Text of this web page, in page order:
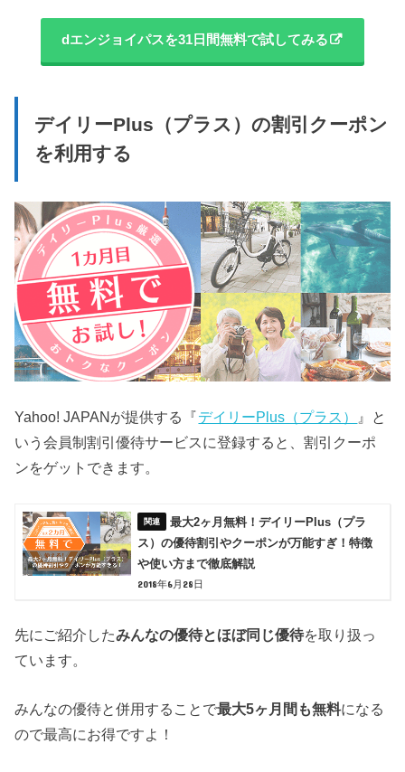
dエンジョイパスを31日間無料で試してみる
デイリーPlus（プラス）の割引クーポン
を利用する
Yahoo! JAPANが提供する『デイリーPlus（プラス）
』と
いう会員制割引優待サービスに登録すると、割引クーポ
ンをゲットできます。
最大2ヶ月無料！デイリーPlus（プラ
ス）の優待割引やクーポンが万能すぎ！特徴
や使い方まで徹底解説
2018年6月28日
先にご紹介したみんなの優待とほぼ同じ優待を取り扱っ
ています。
みんなの優待と併用することで最大5ヶ月間も無料になる
ので最高にお得ですよ！